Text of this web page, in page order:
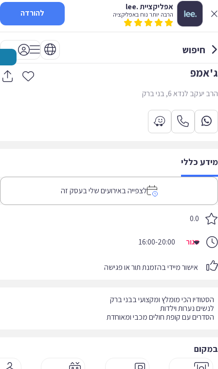
אפליקציית .lee
הרבה יותר נוח באפליקציה להורדה
חיפוש
ג'אמפ
הרב יעקב לנדא 6, בני ברק
מידע כללי
לצפייה באירועים שלי בעסק זה
0.0
סגור 16:00-20:00
אישור מיידי בהזמנת תור או פגישה
הסדרים עם קופת חולים מכבי ומאוחדת
במקום